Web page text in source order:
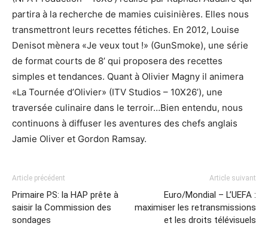
partira à la recherche de mamies cuisinières. Elles nous
transmettront leurs recettes fétiches. En 2012, Louise
Denisot mènera «Je veux tout !» (GunSmoke), une série
de format courts de 8’ qui proposera des recettes
simples et tendances. Quant à Olivier Magny il animera
«La Tournée d’Olivier» (ITV Studios – 10X26’), une
traversée culinaire dans le terroir…Bien entendu, nous
continuons à diffuser les aventures des chefs anglais
Jamie Oliver et Gordon Ramsay.
Article précédent
Primaire PS: la HAP prête à
saisir la Commission des
sondages
Article suivant
Euro/Mondial – L’UEFA :
maximiser les retransmissions
et les droits télévisuels